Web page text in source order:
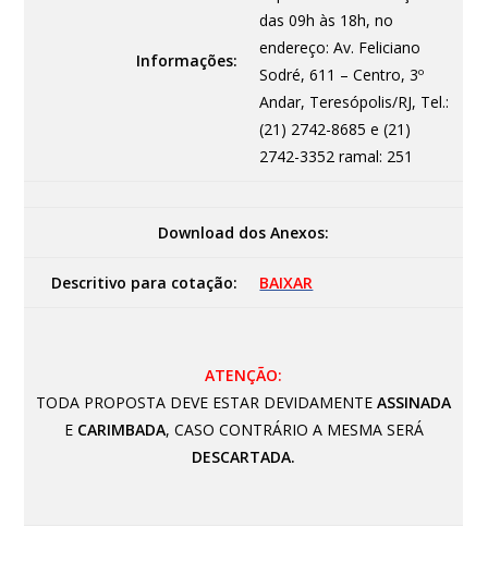
Informações:
das 09h às 18h, no
endereço: Av. Feliciano
Sodré, 611 – Centro, 3º
Andar, Teresópolis/RJ, Tel.:
(21) 2742-8685 e (21)
2742-3352 ramal: 251
Download dos Anexos:
Descritivo para cotação: BAIXAR
ATENÇÃO:
TODA PROPOSTA DEVE ESTAR DEVIDAMENTEASSINADA
E CARIMBADA, CASO CONTRÁRIO A MESMA SERÁ
DESCARTADA.